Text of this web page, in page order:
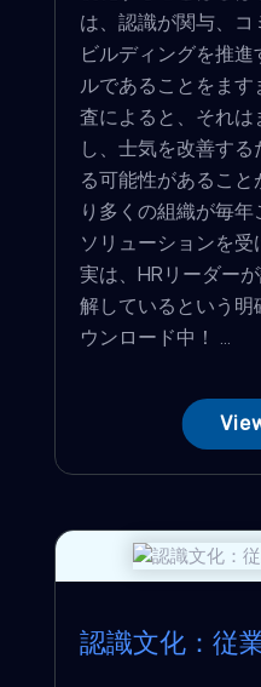
は、認識が関与、
ビルディングを推
ルであることをま
査によると、それは
し、士気を改善す
る可能性があるこ
り多くの組織が毎
ソリューションを
実は、HRリーダー
解しているという
ウンロード中！ ...
認識文化：従